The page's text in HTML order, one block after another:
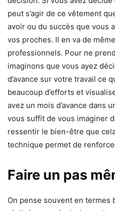
peut s’agir de ce vêtement
avoir ou du succès que vous
vos proches. Il en va de
professionnels. Pour ne
imaginons que vous ayez
d’avance sur votre travail ce
beaucoup d’efforts et
avez un mois d’avance dans
vous suffit de vous imaginer
ressentir le bien-être que
technique permet de
Faire un pas
On pense souvent en termes